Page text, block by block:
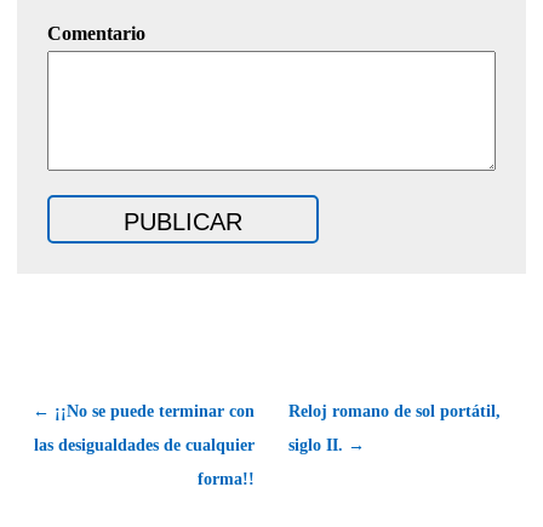
Comentario
← ¡¡No se puede terminar con
las desigualdades de cualquier
forma!!
Reloj romano de sol portátil,
siglo II. →